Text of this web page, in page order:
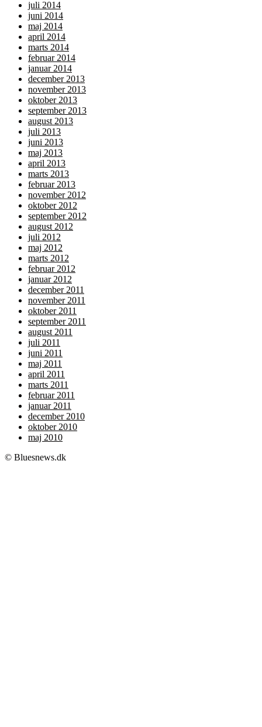
juli 2014
juni 2014
maj 2014
april 2014
marts 2014
februar 2014
januar 2014
december 2013
november 2013
oktober 2013
september 2013
august 2013
juli 2013
juni 2013
maj 2013
april 2013
marts 2013
februar 2013
november 2012
oktober 2012
september 2012
august 2012
juli 2012
maj 2012
marts 2012
februar 2012
januar 2012
december 2011
november 2011
oktober 2011
september 2011
august 2011
juli 2011
juni 2011
maj 2011
april 2011
marts 2011
februar 2011
januar 2011
december 2010
oktober 2010
maj 2010
© Bluesnews.dk